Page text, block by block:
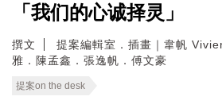
「我们的心诚择灵」
撰文
提案編輯室．插畫｜韋帆
雅．陳孟鑫．張逸帆．傅文豪
提案on the desk